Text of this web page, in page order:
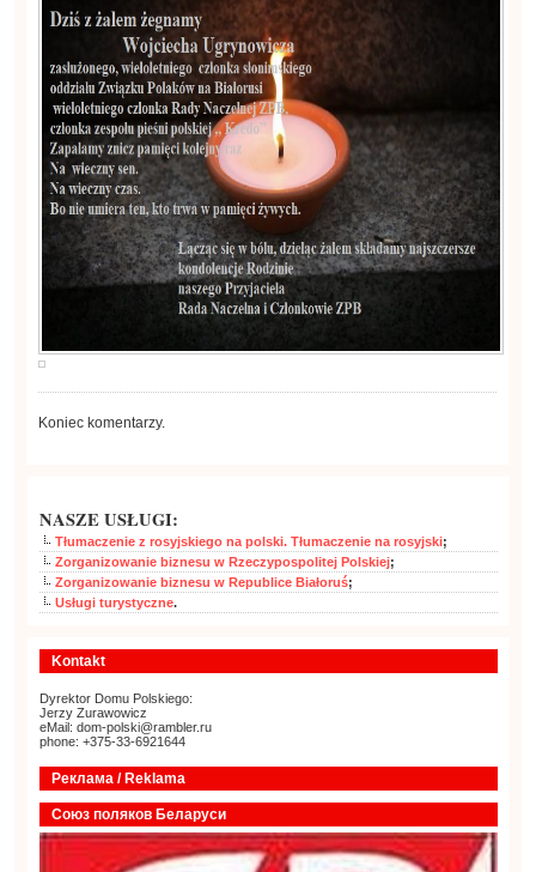
Koniec komentarzy.
NASZE USŁUGI:
Tłumaczenie z rosyjskiego na polski. Tłumaczenie na rosyjski;
Zorganizowanie biznesu w Rzeczypospolitej Polskiej;
Zorganizowanie biznesu w Republice Białoruś;
Usługi turystyczne.
Kontakt
Dyrektor Domu Polskiego:
Jerzy Zurawowicz
eMail: dom-polski@rambler.ru
phone: +375-33-6921644
Реклама / Reklama
Союз поляков Беларуси